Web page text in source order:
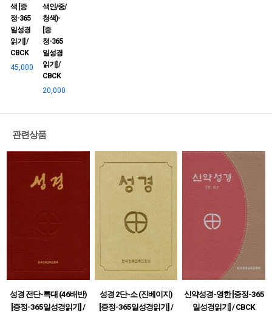
색 [증
정-365
일성경
읽기] /
CBCK
45,000
색인/중/
청색)-
[증
정-365
일성경
읽기] /
CBCK
20,000
관련상품
성경 전단-특대 (46배반)
[증정-365일성경읽기] /
성경 2단-소 (진베이지)
[증정-365일성경읽기] /
신약성경-영한 [증정-365
일성경읽기] / CBCK